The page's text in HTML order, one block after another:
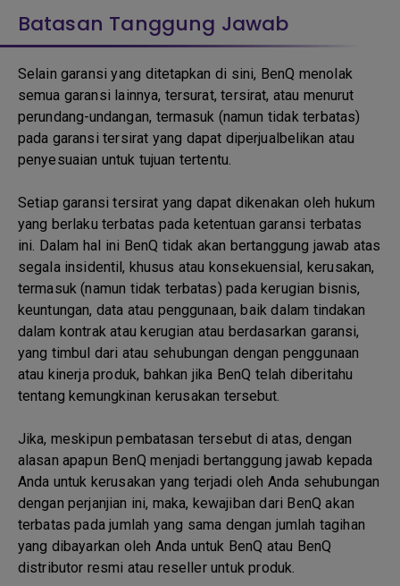
Batasan Tanggung Jawab
Selain garansi yang ditetapkan di sini, BenQ menolak
semua garansi lainnya, tersurat, tersirat, atau menurut
perundang-undangan, termasuk (namun tidak terbatas)
pada garansi tersirat yang dapat diperjualbelikan atau
penyesuaian untuk tujuan tertentu.
Setiap garansi tersirat yang dapat dikenakan oleh hukum
yang berlaku terbatas pada ketentuan garansi terbatas
ini. Dalam hal ini BenQ tidak akan bertanggung jawab atas
segala insidentil, khusus atau konsekuensial, kerusakan,
termasuk (namun tidak terbatas) pada kerugian bisnis,
keuntungan, data atau penggunaan, baik dalam tindakan
dalam kontrak atau kerugian atau berdasarkan garansi,
yang timbul dari atau sehubungan dengan penggunaan
atau kinerja produk, bahkan jika BenQ telah diberitahu
tentang kemungkinan kerusakan tersebut.
Jika, meskipun pembatasan tersebut di atas, dengan
alasan apapun BenQ menjadi bertanggung jawab kepada
Anda untuk kerusakan yang terjadi oleh Anda sehubungan
dengan perjanjian ini, maka, kewajiban dari BenQ akan
terbatas pada jumlah yang sama dengan jumlah tagihan
yang dibayarkan oleh Anda untuk BenQ atau BenQ
distributor resmi atau reseller untuk produk.